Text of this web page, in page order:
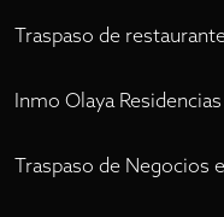
Traspaso de
Inmo Olaya Residencias
Traspaso de Negocios